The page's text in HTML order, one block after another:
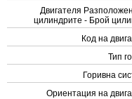
Двигателя
цилиндрите - Брой
Код на
Тип
Горивна
Ориентация на